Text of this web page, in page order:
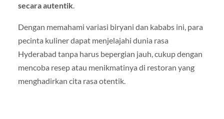
secara autentik.
Dengan memahami variasi biryani dan kababs ini, para
pecinta kuliner dapat menjelajahi dunia rasa
Hyderabad tanpa harus bepergian jauh, cukup dengan
mencoba resep atau menikmatinya di restoran yang
menghadirkan cita rasa otentik.